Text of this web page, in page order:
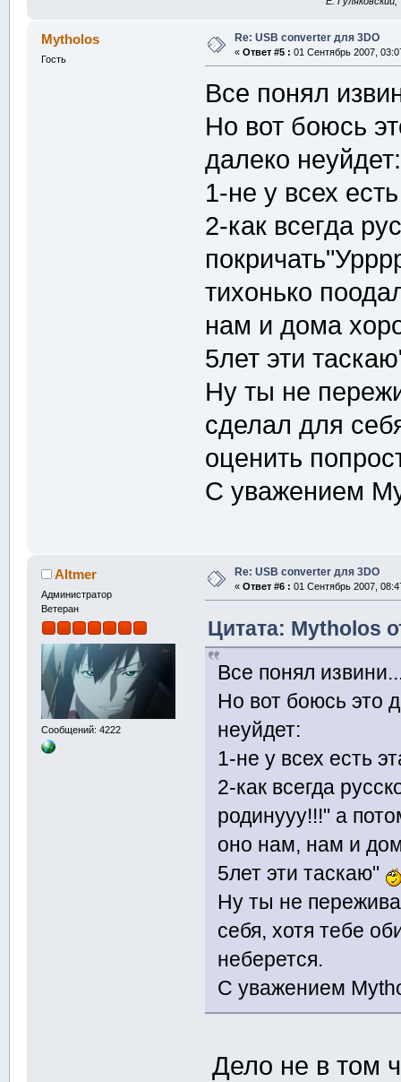
Mytholos
Гость
Re: USB converter для 3DO
« Ответ #5 : 01 Сентябрь 2007,
Все понял
Но вот боюсь
далеко неуйдет:
1-не у всех
2-как всегда
тихонько
нам и дома
5лет эти
Ну ты не
сделал для
оценить
С уважением
Altmer
Администратор
Ветеран
Сообщений: 4222
Re: USB converter для 3DO
« Ответ #6 : 01 Сентябрь 2007,
Цитата: Mytholos
Все понял
Но вот боюсь это
неуйдет:
1-не у всех есть
2-как всегда
родинууу!!!" а
оно нам, нам и
5лет эти таскаю"
Ну ты не
себя, хотя тебе
неберется.
С уважением
Дело не в том